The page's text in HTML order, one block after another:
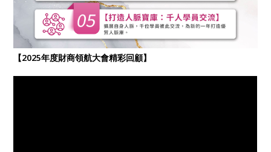
【2025年度財商領航大會精彩回顧】